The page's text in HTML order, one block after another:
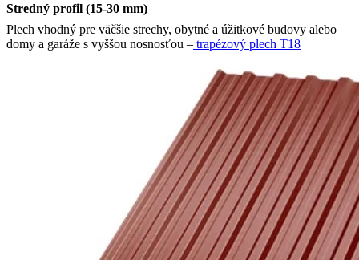
Stredný profil (15-30 mm)
Plech vhodný pre väčšie strechy, obytné a úžitkové budovy alebo
domy a garáže s vyššou nosnosťou – trapézový plech T18